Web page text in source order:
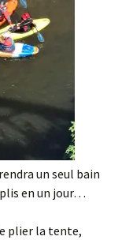
un seul bain
en un jour…
plier la tente,